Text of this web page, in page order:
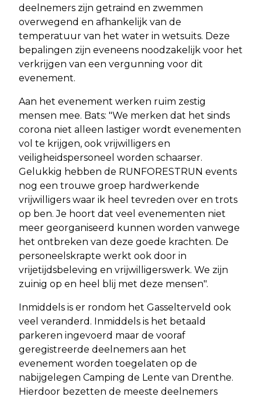
deelnemers zijn getraind en zwemmen
overwegend en afhankelijk van de
temperatuur van het water in wetsuits. Deze
bepalingen zijn eveneens noodzakelijk voor het
verkrijgen van een vergunning voor dit
evenement.
Aan het evenement werken ruim zestig
mensen mee. Bats: "We merken dat het sinds
corona niet alleen lastiger wordt evenementen
vol te krijgen, ook vrijwilligers en
veiligheidspersoneel worden schaarser.
Gelukkig hebben de RUNFORESTRUN events
nog een trouwe groep hardwerkende
vrijwilligers waar ik heel tevreden over en trots
op ben. Je hoort dat veel evenementen niet
meer georganiseerd kunnen worden vanwege
het ontbreken van deze goede krachten. De
personeelskrapte werkt ook door in
vrijetijdsbeleving en vrijwilligerswerk. We zijn
zuinig op en heel blij met deze mensen".
Inmiddels is er rondom het Gasselterveld ook
veel veranderd. Inmiddels is het betaald
parkeren ingevoerd maar de vooraf
geregistreerde deelnemers aan het
evenement worden toegelaten op de
nabijgelegen Camping de Lente van Drenthe.
Hierdoor bezetten de meeste deelnemers